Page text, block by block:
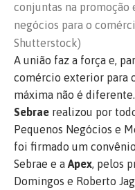
conjuntas na promoção
negócios para o
Shutterstock)
A união faz a força e,
comércio exterior para
máxima não é
Sebrae realizou por
Pequenos Negócios e
foi firmado um
Sebrae e a Apex, pelos
Domingos e Roberto